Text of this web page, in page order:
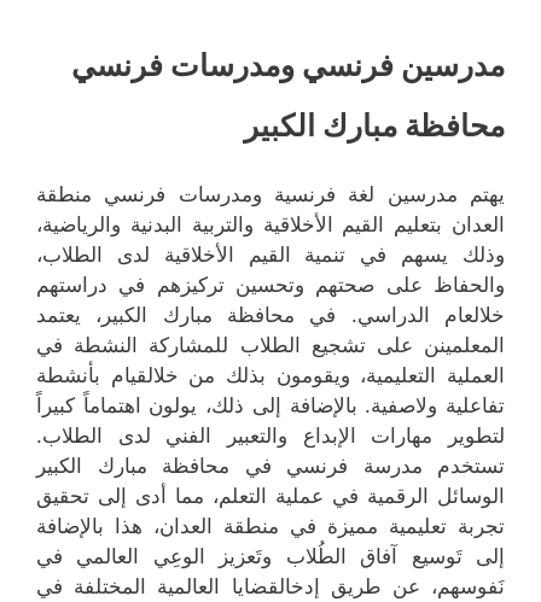
مدرسين فرنسي ومدرسات فرنسي
محافظة مبارك الكبير
يهتم مدرسين لغة فرنسية ومدرسات فرنسي منطقة
العدان بتعليم القيم الأخلاقية والتربية البدنية والرياضية،
وذلك يسهم في تنمية القيم الأخلاقية لدى الطلاب،
والحفاظ على صحتهم وتحسين تركيزهم في دراستهم
خلالعام الدراسي. في محافظة مبارك الكبير، يعتمد
المعلمينن على تشجيع الطلاب للمشاركة النشطة في
العملية التعليمية، ويقومون بذلك من خلالقيام بأنشطة
تفاعلية ولاصفية. بالإضافة إلى ذلك، يولون اهتماماً كبيراً
لتطوير مهارات الإبداع والتعبير الفني لدى الطلاب.
تستخدم مدرسة فرنسي في محافظة مبارك الكبير
الوسائل الرقمية في عملية التعلم، مما أدى إلى تحقيق
تجربة تعليمية مميزة في منطقة العدان، هذا بالإضافة
إلى تَوسيع آفاق الطُلاب وتَعزيز الوعِي العالمي في
نَفوسهم، عن طريق إدخالقضايا العالمية المختلفة في